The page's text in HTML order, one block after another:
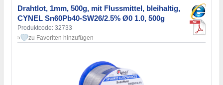
Drahtlot, 1mm, 500g, mit Flussmittel, bleihaltig,
CYNEL Sn60Pb40-SW26/2.5% Ø0 1.0, 500g
Produktcode: 32733
5 zu Favoriten hinzufügen